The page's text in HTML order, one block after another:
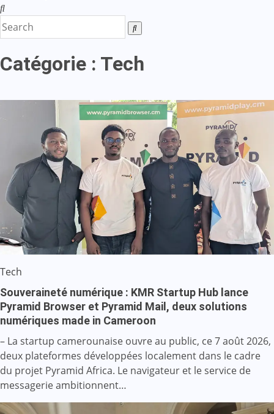
Catégorie : Tech
Tech
Souveraineté numérique : KMR Startup Hub lance
Pyramid Browser et Pyramid Mail, deux solutions
numériques made in Cameroon
– La startup camerounaise ouvre au public, ce 7 août 2026,
deux plateformes développées localement dans le cadre
du projet Pyramid Africa. Le navigateur et le service de
messagerie ambitionnent…